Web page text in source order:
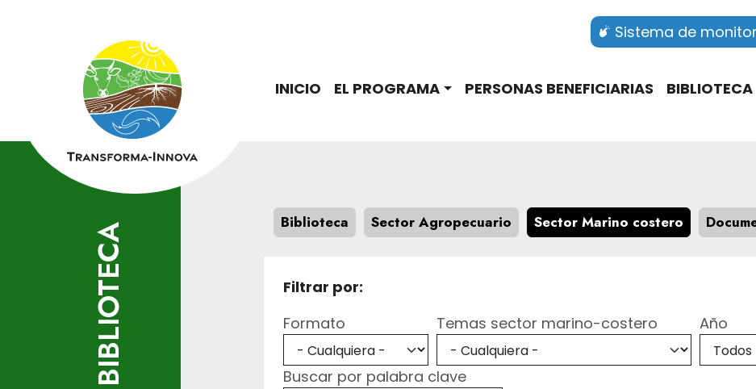
Sistema de
Main navigation
INICIO EL PROGRAMA PERSONAS BENEFICIARIAS BIBLIOTECA
BIBLIOTECA Biblioteca Sector Agropecuario Sector Marino costero
Filtrar por:
Formato
Temas sector marino-costero Año
Buscar por palabra clave